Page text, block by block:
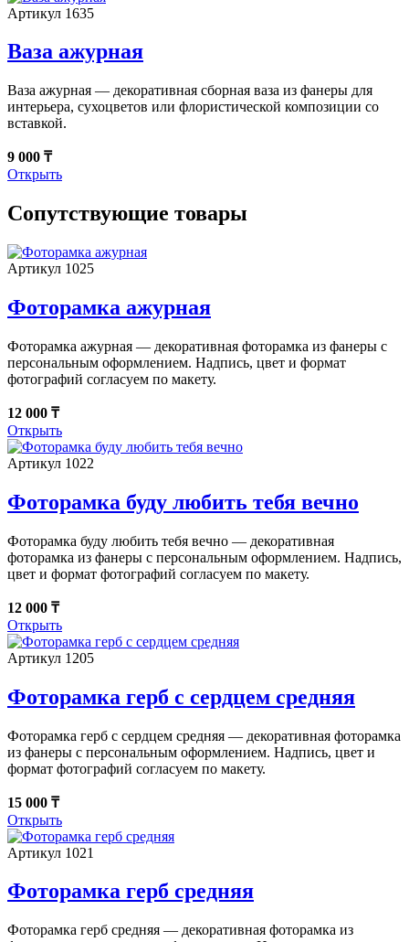
Артикул 1635
Ваза ажурная
Ваза ажурная — декоративная сборная ваза из фанеры для
интерьера, сухоцветов или флористической композиции со
вставкой.
9 000 ₸
Открыть
Сопутствующие товары
Артикул 1025
Фоторамка ажурная
Фоторамка ажурная — декоративная фоторамка из фанеры с
персональным оформлением. Надпись, цвет и формат
фотографий согласуем по макету.
12 000 ₸
Открыть
Артикул 1022
Фоторамка буду любить тебя вечно
Фоторамка буду любить тебя вечно — декоративная
фоторамка из фанеры с персональным оформлением. Надпись,
цвет и формат фотографий согласуем по макету.
12 000 ₸
Открыть
Артикул 1205
Фоторамка герб с сердцем средняя
Фоторамка герб с сердцем средняя — декоративная фоторамка
из фанеры с персональным оформлением. Надпись, цвет и
формат фотографий согласуем по макету.
15 000 ₸
Открыть
Артикул 1021
Фоторамка герб средняя
Фоторамка герб средняя — декоративная фоторамка из